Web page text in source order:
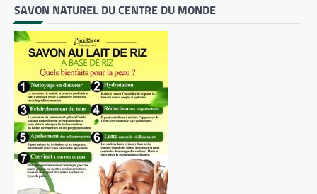
SAVON NATUREL DU CENTRE DU MONDE